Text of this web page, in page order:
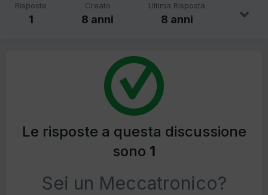
Risposte
1
Creato
8 anni
Ultima Risposta
8 anni
Le risposte a questa discussione
sono 1
Sei un Meccatronico?